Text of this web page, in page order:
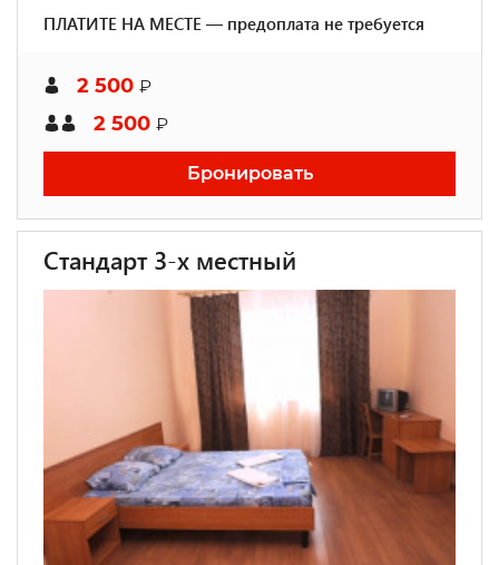
ПЛАТИТЕ НА МЕСТЕ — предоплата не требуется
2 500 ₽
2 500 ₽
Бронировать
Стандарт 3-х местный